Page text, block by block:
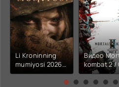
Li Kroninning
mumiyosi 2026
(uzbek tilida
kino) tarjima HD
Видео
kombat 2 /
jangi 2
Uzbek tilida